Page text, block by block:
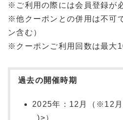
※ご利用の際には会員登録が
※他クーポンとの併用は不可
ン含む）
※クーポンご利用回数は最大
過去の開催時期
2025年：12月（※12月
_)>）